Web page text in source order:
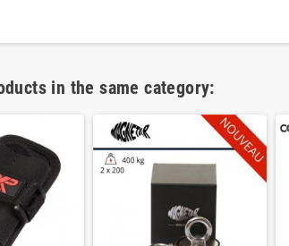
in the same category: